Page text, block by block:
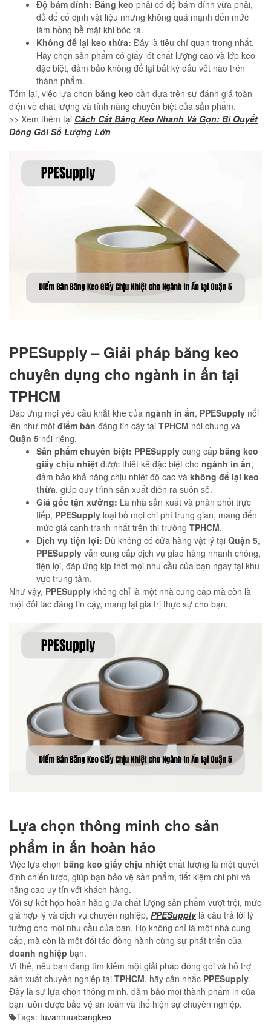
Độ bám dính: Băng keo phải có độ bám dính vừa phải,
đủ để cố định vật liệu nhưng không quá mạnh đến mức
làm hỏng bề mặt khi bóc ra.
Không để lại keo thừa: Đây là tiêu chí quan trọng nhất.
Hãy chọn sản phẩm có giấy lót chất lượng cao và lớp keo
đặc biệt, đảm bảo không để lại bất kỳ dấu vết nào trên
thành phẩm.
Tóm lại, việc lựa chọn băng keo cần dựa trên sự đánh giá toàn
diện về chất lượng và tính năng chuyên biệt của sản phẩm.
>> Xem thêm tại Cách Cắt Băng Keo Nhanh Và Gọn: Bí Quyết
Đóng Gói Số Lượng Lớn
PPESupply – Giải pháp băng keo
chuyên dụng cho ngành in ấn tại
TPHCM
Đáp ứng mọi yêu cầu khắt khe của ngành in ấn, PPESupply nổi
lên như một điểm bán đáng tin cậy tại TPHCM nói chung và
Quận 5 nói riêng.
Sản phẩm chuyên biệt: PPESupply cung cấp băng keo
giấy chịu nhiệt được thiết kế đặc biệt cho ngành in ấn,
đảm bảo khả năng chịu nhiệt độ cao và không để lại keo
thừa, giúp quy trình sản xuất diễn ra suôn sẻ.
Giá gốc tận xưởng: Là nhà sản xuất và phân phối trực
tiếp, PPESupply loại bỏ mọi chi phí trung gian, mang đến
mức giá cạnh tranh nhất trên thị trường TPHCM.
Dịch vụ tiện lợi: Dù không có cửa hàng vật lý tại Quận 5,
PPESupply vẫn cung cấp dịch vụ giao hàng nhanh chóng,
tiện lợi, đáp ứng kịp thời mọi nhu cầu của bạn ngay tại khu
vực trung tâm.
Như vậy, PPESupply không chỉ là một nhà cung cấp mà còn là
một đối tác đáng tin cậy, mang lại giá trị thực sự cho bạn.
Lựa chọn thông minh cho sản
phẩm in ấn hoàn hảo
Việc lựa chọn băng keo giấy chịu nhiệt chất lượng là một quyết
định chiến lược, giúp bạn bảo vệ sản phẩm, tiết kiệm chi phí và
nâng cao uy tín với khách hàng.
Với sự kết hợp hoàn hảo giữa chất lượng sản phẩm vượt trội, mức
giá hợp lý và dịch vụ chuyên nghiệp, PPESupplylà câu trả lời lý
tưởng cho mọi nhu cầu của bạn. Họ không chỉ là một nhà cung
cấp, mà còn là một đối tác đồng hành cùng sự phát triển của
doanh nghiệp bạn.
Vì thế, nếu bạn đang tìm kiếm một giải pháp đóng gói và hỗ trợ
sản xuất chuyên nghiệp tại TPHCM, hãy cân nhắc PPESupply.
Đây là sự lựa chọn thông minh, đảm bảo mọi thành phẩm in của
bạn luôn được bảo vệ an toàn và thể hiện sự chuyên nghiệp.
Tags: tuvanmuabangkeo